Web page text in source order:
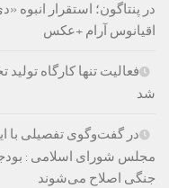
اقیانوس آرام +عکس
فعالیت تنها کارگاه
شد
در گفت‌وگوی تفصیلی با
جنگی اصلاح می‌شوند